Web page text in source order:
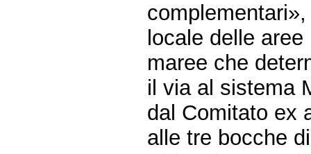
locale delle
maree che
il via al sistema
dal Comitato ex
alle tre bocche